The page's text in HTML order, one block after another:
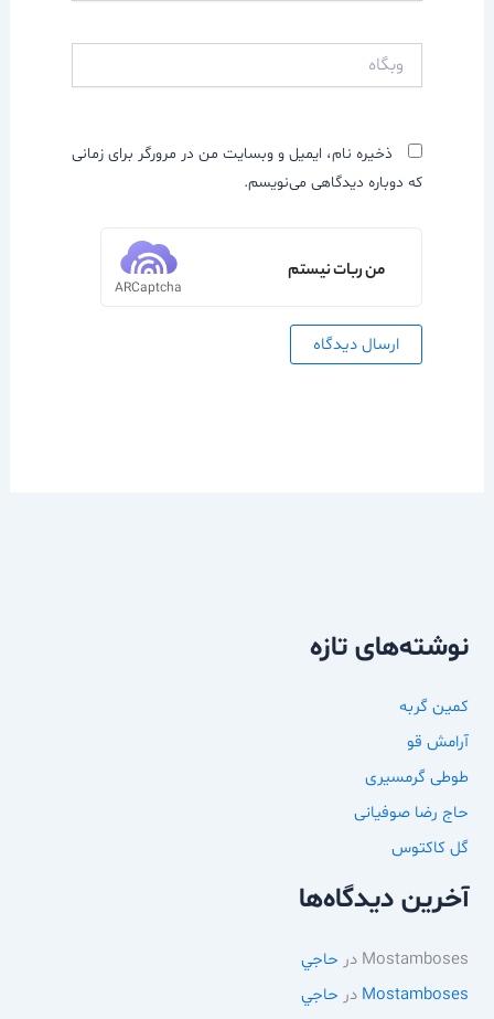
ذخیره نام، ایمیل و وبسایت من در مرورگر برای زمانی
که دوباره دیدگاهی می‌نویسم.
من ربات نیستم
ARCaptcha
نوشته‌های تازه
کمین گربه
آرامش قو
طوطی گرمسیری
حاج رضا صوفیانی
گل کاکتوس
آخرین دیدگاه‌ها
Mostamboses در حاجي
Mostamboses در حاجي